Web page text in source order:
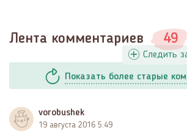
Лента комментариев 49
Следить
Показать более старые
vorobushek
19 августа 2016 5:49